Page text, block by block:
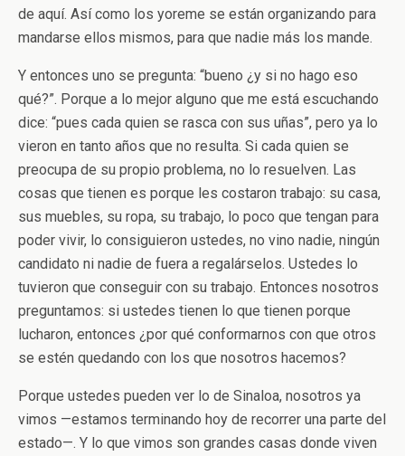
de aquí. Así como los yoreme se están organizando para
mandarse ellos mismos, para que nadie más los mande.
Y entonces uno se pregunta: “bueno ¿y si no hago eso
qué?”. Porque a lo mejor alguno que me está escuchando
dice: “pues cada quien se rasca con sus uñas”, pero ya lo
vieron en tanto años que no resulta. Si cada quien se
preocupa de su propio problema, no lo resuelven. Las
cosas que tienen es porque les costaron trabajo: su casa,
sus muebles, su ropa, su trabajo, lo poco que tengan para
poder vivir, lo consiguieron ustedes, no vino nadie, ningún
candidato ni nadie de fuera a regalárselos. Ustedes lo
tuvieron que conseguir con su trabajo. Entonces nosotros
preguntamos: si ustedes tienen lo que tienen porque
lucharon, entonces ¿por qué conformarnos con que otros
se estén quedando con los que nosotros hacemos?
Porque ustedes pueden ver lo de Sinaloa, nosotros ya
vimos —estamos terminando hoy de recorrer una parte del
estado—. Y lo que vimos son grandes casas donde viven